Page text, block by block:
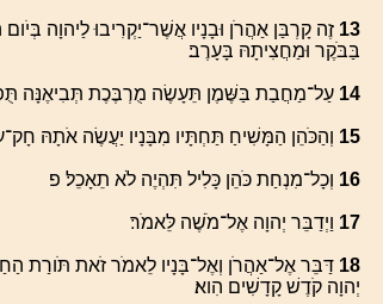
‮31 זֶה קָרְבַּן אַהֲרֹן וּבָנָיו אֲשֶׁר־יַקְרִיבוּ
בַּבֹּקֶר וּמַחֲצִיתָהּ בָּעָרֶב׃
‮41 עַל־מַחֲבַת בַּשֶּׁמֶן תֵּעָשֶׂה מֻרְבֶּכֶת תְּבִיאֶנָּה
‮51 וְהַכֹּהֵן הַמָּשִׁיחַ תַּחְתָּיו מִבָּנָיו יַעֲשֶׂה אֹתָהּ
‮61 וְכָל־מִנְחַת כֹּהֵן כָּלִיל תִּהְיֶה לֹא תֵאָכֵל׃ פ
‮71 וַיְדַבֵּר יְהוָה אֶל־מֹשֶׁה לֵּאמֹר׃
‮81 דַּבֵּר אֶל־אַהֲרֹן וְאֶל־בָּנָיו לֵאמֹר זֹאת
יְהוָה קֹדֶשׁ קָדָשִׁים הִוא׃